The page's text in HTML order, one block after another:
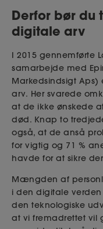
Derfor bør du
digitale arv
I 2015 gennemførte
samarbejde med
Markedsindsigt
arv. Her svarede
at de ikke ønskede
død. Knap to
også, at de anså
for vigtig og 71 %
havde for at sikre
Mængden af
i den digitale
den teknologiske
at vi fremadrettet vil